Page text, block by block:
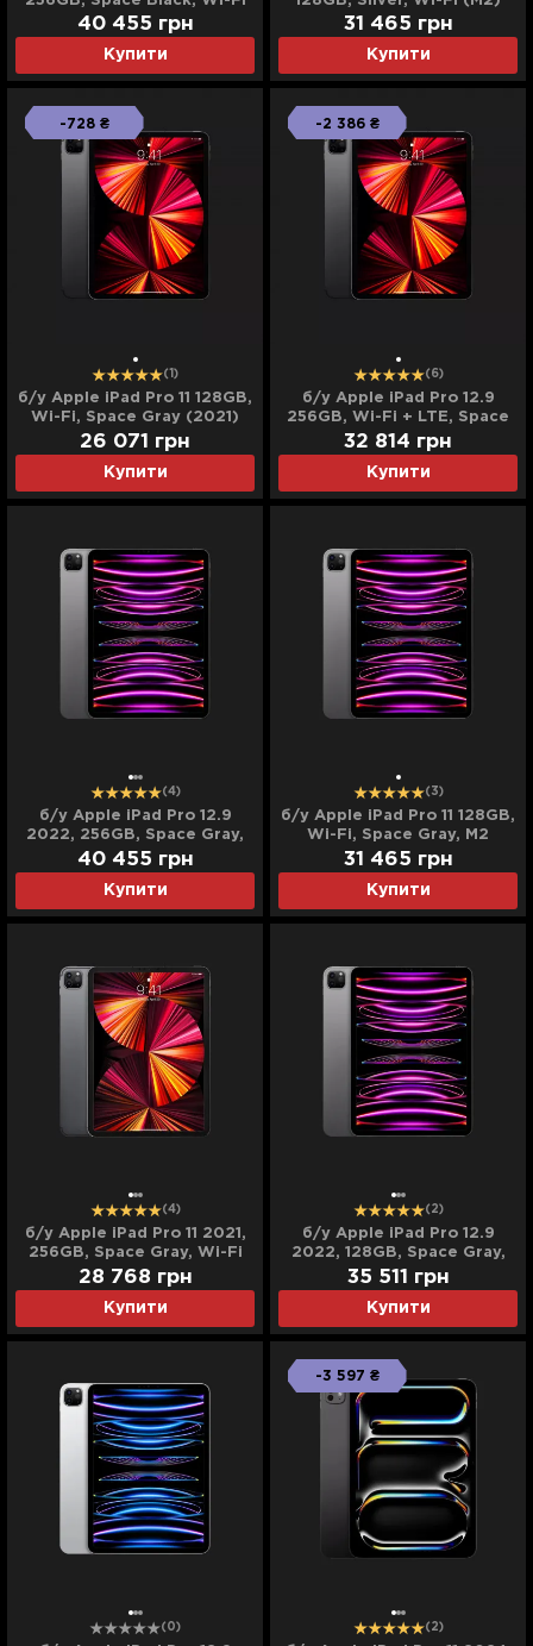
(M4) (MVV83)
Купити
40 455 грн
(MNXE3)
Купити
31 465 грн
-728 ₴
(1)
б/у Apple iPad Pro 11 128GB,
Wi-Fi, Space Gray (2021)
Купити
26 071 грн
-2 386 ₴
(6)
б/у Apple iPad Pro 12.9
256GB, Wi-Fi + LTE, Space
Gray (2021)
Купити
32 814 грн
(4)
б/у Apple iPad Pro 12.9
2022, 256GB, Space Gray,
Wi-Fi + LTE (M2) (MP603 /
MP203)
Купити
40 455 грн
(3)
б/у Apple iPad Pro 11 128GB,
Wi-Fi, Space Gray, M2
(2022)
Купити
31 465 грн
(4)
б/у Apple iPad Pro 11 2021,
256GB, Space Gray, Wi-Fi
(MHQU3)
Купити
28 768 грн
(2)
б/у Apple iPad Pro 12.9
2022, 128GB, Space Gray,
Wi-Fi + LTE (M2) (MP5X3)
Купити
35 511 грн
(0)
-3 597 ₴
(2)